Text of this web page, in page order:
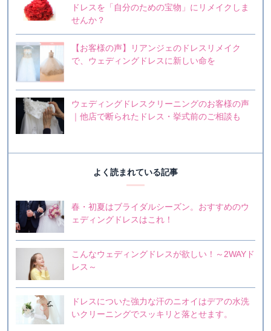
ドレスを「自分のための宝物」にリメイクしま
せんか？
【お客様の声】リアンジェのドレスリメイク
で、ウェディングドレスに新しい命を
ウェディングドレスクリーニングのお客様の声
｜他店で断られたドレス・挙式前のご相談も
よく読まれている記事
春・初夏はブライダルシーズン。おすすめのウ
ェディングドレスはこれ！
こんなウェディングドレスが欲しい！～2WAYド
レス～
ドレスについた強力な汗のニオイはデアの水洗
いクリーニングでスッキリと落とせます。